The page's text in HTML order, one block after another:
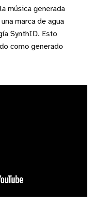
música generada
marca de agua
SynthID. Esto
como generado